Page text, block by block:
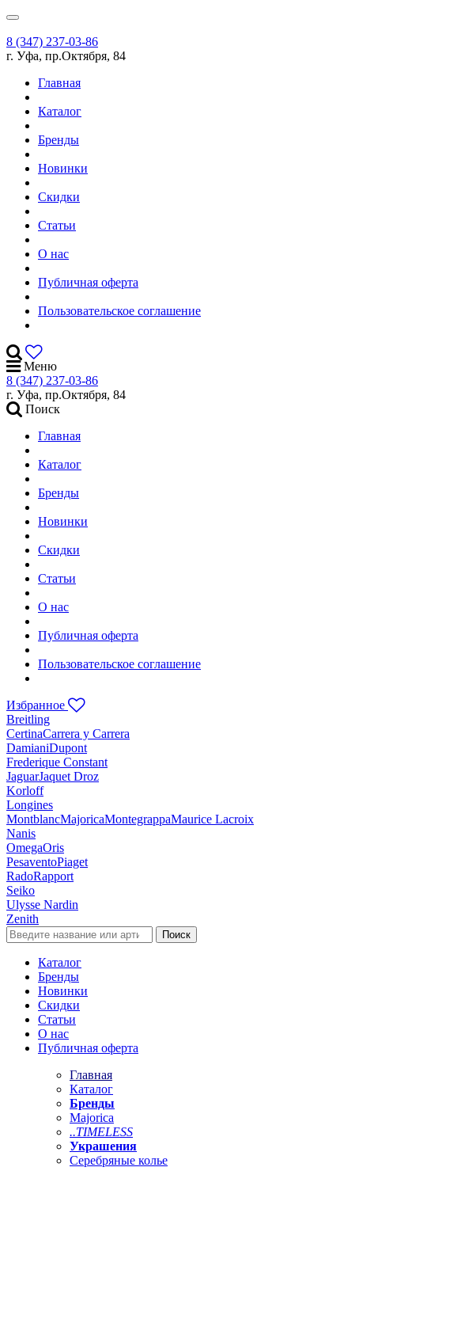
8 (347) 237-03-86
г. Уфа, пр.Октября, 84
Главная
Каталог
Бренды
Новинки
Скидки
Статьи
О нас
Публичная оферта
Пользовательское соглашение
Меню
8 (347) 237-03-86
г. Уфа, пр.Октября, 84
Поиск
Главная
Каталог
Бренды
Новинки
Скидки
Статьи
О нас
Публичная оферта
Пользовательское соглашение
Избранное
Breitling
CertinaCarrera y Carrera
DamianiDupont
Frederique Constant
JaguarJaquet Droz
Korloff
Longines
MontblancMajoricaMontegrappaMaurice Lacroix
Nanis
OmegaOris
PesaventoPiaget
RadoRapport
Seiko
Ulysse Nardin
Zenith
Поиск
Каталог
Бренды
Новинки
Скидки
Статьи
О нас
Публичная оферта
Главная
Каталог
Бренды
Majorica
..TIMELESS
Украшения
Серебряные колье